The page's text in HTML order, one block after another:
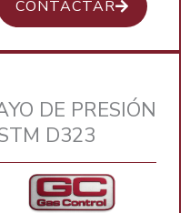
CONTACTAR
DE PRESIÓN
D323